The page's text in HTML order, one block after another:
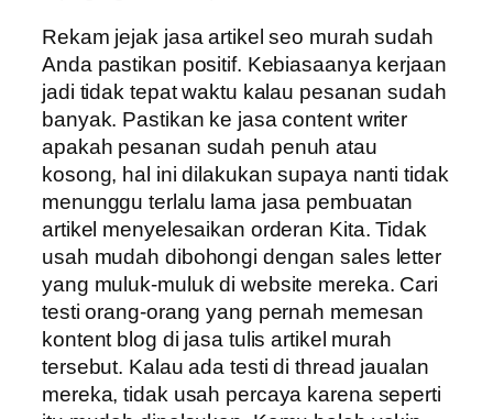
Rekam jejak jasa artikel seo murah sudah
Anda pastikan positif. Kebiasaanya kerjaan
jadi tidak tepat waktu kalau pesanan sudah
banyak. Pastikan ke jasa content writer
apakah pesanan sudah penuh atau
kosong, hal ini dilakukan supaya nanti tidak
menunggu terlalu lama jasa pembuatan
artikel menyelesaikan orderan Kita. Tidak
usah mudah dibohongi dengan sales letter
yang muluk-muluk di website mereka. Cari
testi orang-orang yang pernah memesan
kontent blog di jasa tulis artikel murah
tersebut. Kalau ada testi di thread jaualan
mereka, tidak usah percaya karena seperti